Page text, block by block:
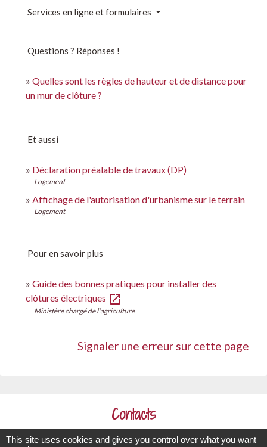
Services en ligne et formulaires
Questions ? Réponses !
Quelles sont les règles de hauteur et de distance pour
un mur de clôture ?
Et aussi
Déclaration préalable de travaux (DP)
Logement
Affichage de l'autorisation d'urbanisme sur le terrain
Logement
Pour en savoir plus
Guide des bonnes pratiques pour installer des
clôtures électriques open_in_new
Ministère chargé de l'agriculture
Signaler une erreur sur cette page
Contacts
Commune de La Chapelle-Palluau
This site uses cookies and gives you control over what you want